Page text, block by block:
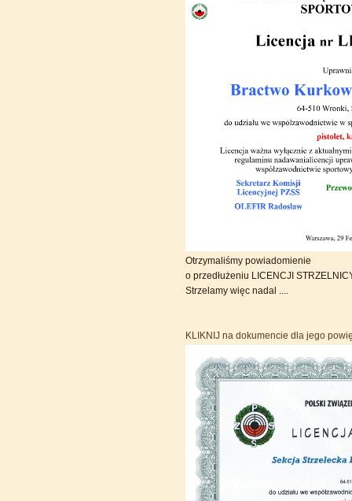
Otrzymaliśmy powiadomienie
o przedłużeniu LICENCJI
Strzelamy więc nadal ....
KLIKNIJ na dokumencie dla jego